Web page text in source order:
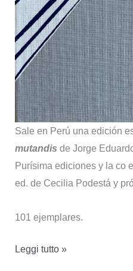
Sale en Perú una edición
mutandis de Jorge
Purísima ediciones y la co
ed. de Cecilia Podestá y
101 ejemplares.
mutatis
Leggi tutto »